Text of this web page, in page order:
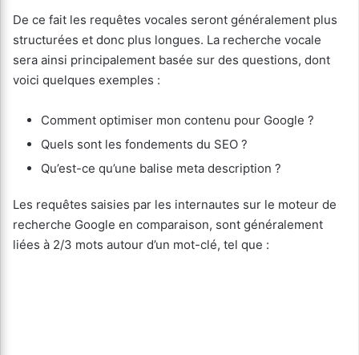
De ce fait les requêtes vocales seront généralement plus
structurées et donc plus longues. La recherche vocale
sera ainsi principalement basée sur des questions, dont
voici quelques exemples :
Comment optimiser mon contenu pour Google ?
Quels sont les fondements du SEO ?
Qu’est-ce qu’une balise meta description ?
Les requêtes saisies par les internautes sur le moteur de
recherche Google en comparaison, sont généralement
liées à 2/3 mots autour d’un mot-clé, tel que :